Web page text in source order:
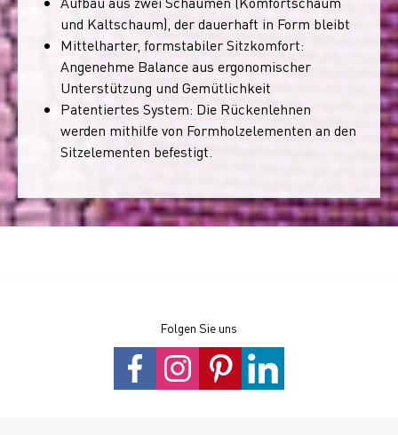
und Kaltschaum), der dauerhaft in Form bleibt
Mittelharter, formstabiler Sitzkomfort:
Angenehme Balance aus ergonomischer
Unterstützung und Gemütlichkeit
Patentiertes System: Die Rückenlehnen
werden mithilfe von Formholzelementen an den
Sitzelementen befestigt.
Folgen Sie uns